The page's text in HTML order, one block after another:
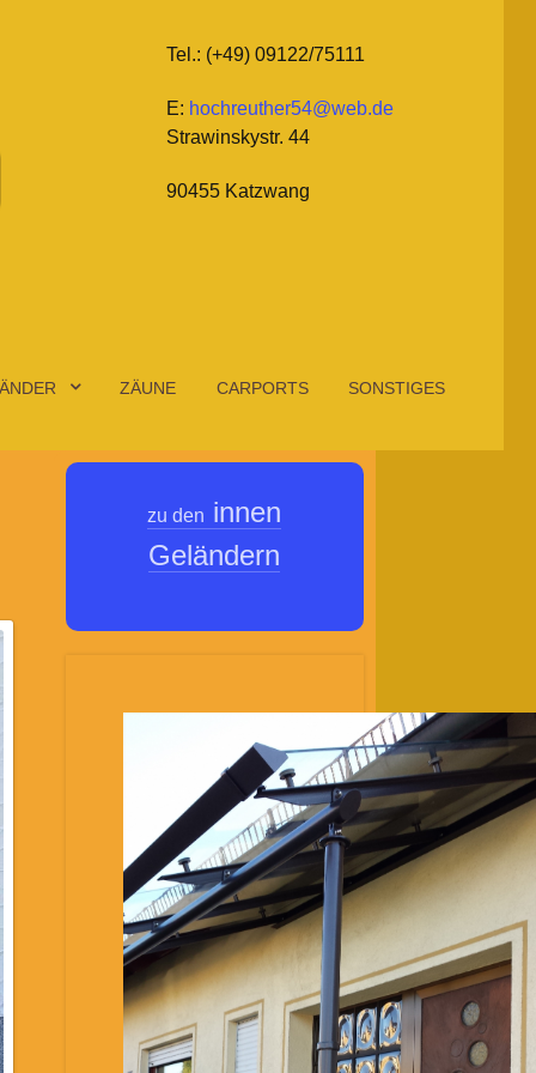
Tel.: (+49) 09122/75111
E: hochreuther54@web.de
Strawinskystr. 44
90455 Katzwang
ZÄUNE CARPORTS SONSTIGES
zu den innen
Geländern